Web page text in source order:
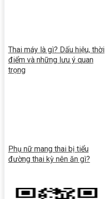
Thai máy là gì? Dấu hiệu, thời
điểm và những lưu ý quan
trọng
Phụ nữ mang thai bị tiểu
đường thai kỳ nên ăn gì?